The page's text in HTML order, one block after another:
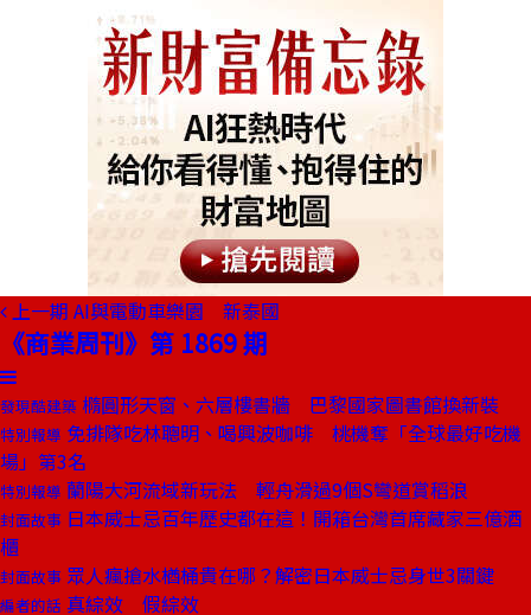
上一期 AI與電動車樂園 新泰國
《商業周刊》第 1869 期
發現酷建築 橢圓形天窗、六層樓書牆 巴黎國家圖書館換新裝
特別報導 免排隊吃林聰明、喝興波咖啡 桃機奪「全球最好吃機
場」第3名
特別報導 蘭陽大河流域新玩法 輕舟滑過9個S彎道賞稻浪
封面故事 日本威士忌百年歷史都在這！開箱台灣首席藏家三億酒
櫃
封面故事 眾人瘋搶水楢桶貴在哪？解密日本威士忌身世3關鍵
編者的話 真綜效 假綜效